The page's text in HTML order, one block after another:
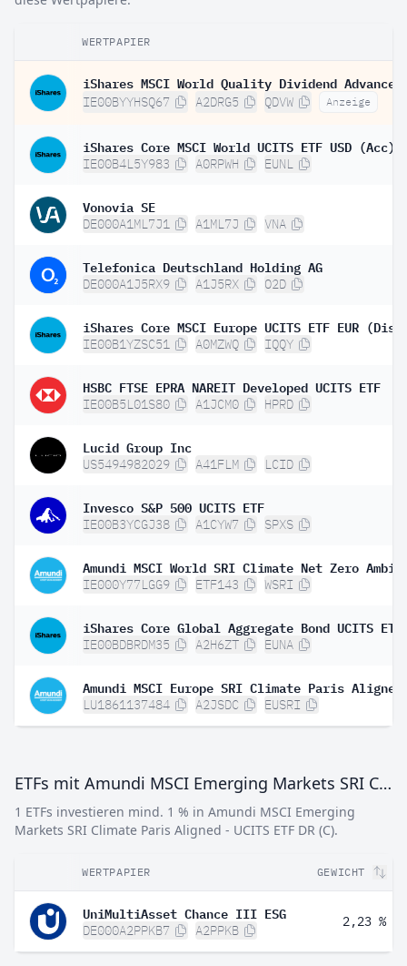
WERTPAPIER
IE00BYYHSQ67 A2DRG5 QDVW Anzeige
iShares Core MSCI World UCITS ETF USD (Acc)
IE00B4L5Y983 A0RPWH EUNL
Vonovia SE
DE000A1ML7J1 A1ML7J VNA
Telefonica Deutschland Holding AG
DE000A1J5RX9 A1J5RX O2D
iShares Core MSCI Europe UCITS ETF EUR
IE00B1YZSC51 A0MZWQ IQQY
HSBC FTSE EPRA NAREIT Developed UCITS ETF
IE00B5L01S80 A1JCM0 HPRD
Lucid Group Inc
US5494982029 A41FLM LCID
Invesco S&P 500 UCITS ETF
IE00B3YCGJ38 A1CYW7 SPXS
IE000Y77LGG9 ETF143 WSRI
IE00BDBRDM35 A2H6ZT EUNA
LU1861137484 A2JSDC EUSRI
ETFs mit Amundi MSCI Emerging Markets SRI Climate Paris Aligned - UCITS ETF DR (C)
1 ETFs investieren mind. 1 % in Amundi MSCI Emerging
Markets SRI Climate Paris Aligned - UCITS ETF DR (C).
WERTPAPIER GEWICHT
UniMultiAsset Chance III ESG
DE000A2PPKB7 A2PPKB
2,23 %